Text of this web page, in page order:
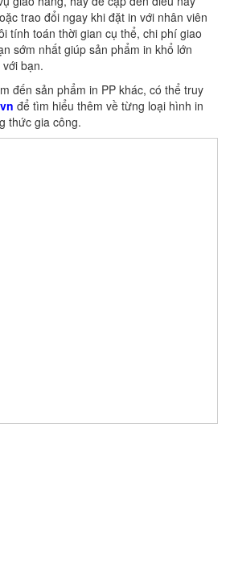
trao đổi ngay khi đặt in với nhân viên
tính toán thời gian cụ thể, chi phí giao
sớm nhất giúp sản phẩm in khổ lớn
bạn.
đến sản phẩm in PP khác, có thể truy
để tìm hiểu thêm về từng loại hình in
thức gia công.